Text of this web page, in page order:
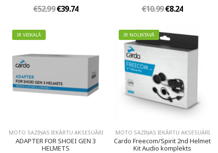
€52.99€39.74 €10.99€8.24
IR VEIKALĀ
MOTO SAZIŅAS IEKĀRTU AKSESUĀRI
ADAPTER FOR SHOEI GEN 3
HELMETS
IR NOLIKTAVĀ
MOTO SAZIŅAS IEKĀRTU AKSESUĀRI
Cardo Freecom/Spirit 2nd Helmet
Kit Audio komplekts